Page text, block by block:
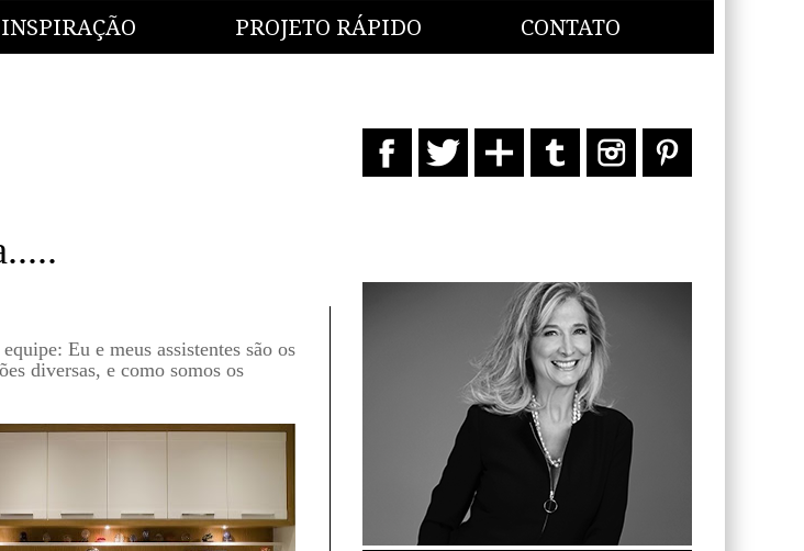
PROJETO RÁPIDO CONTATO
Eu e meus assistentes são os
diversas, e como somos os